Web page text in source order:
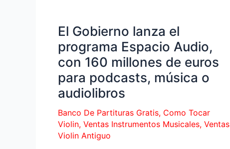
El Gobierno lanza el
programa Espacio Audio,
con 160 millones de euros
para podcasts, música o
audiolibros
Banco De Partituras Gratis, Como Tocar
Violin, Ventas Instrumentos Musicales, Ventas
Violin Antiguo